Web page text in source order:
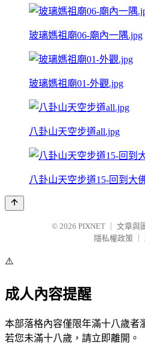
玻璃媽祖廟06-廟內一隅.jpg
玻璃媽祖廟01-外觀.jpg
八卦山天空步道all.jpg
八卦山天空步道15-回到大
© 2026 PIXNET
文章與
隱私權政策
⚠️
成人內容提醒
本部落格內容僅限年滿十八歲者
若您未滿十八歲，請立即離開。